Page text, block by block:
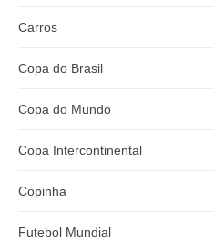
Carros
Copa do Brasil
Copa do Mundo
Copa Intercontinental
Copinha
Futebol Mundial